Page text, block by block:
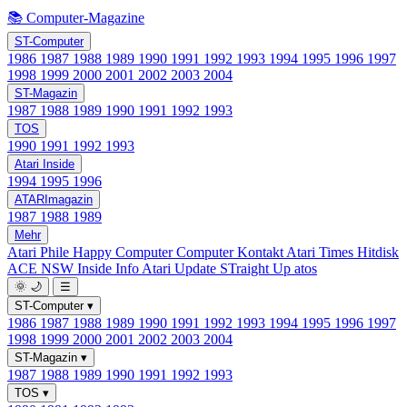
📚 Computer-Magazine
ST-Computer
1986 1987 1988 1989 1990 1991 1992 1993 1994 1995 1996 1997
1998 1999 2000 2001 2002 2003 2004
ST-Magazin
1987 1988 1989 1990 1991 1992 1993
TOS
1990 1991 1992 1993
Atari Inside
1994 1995 1996
ATARImagazin
1987 1988 1989
Mehr
Atari Phile Happy ComputerComputer Kontakt Atari Times Hitdisk
ACE NSW Inside Info Atari Update STraight Up atos
🌞 🌙
☰
ST-Computer ▾
1986 1987 1988 1989 1990 1991 1992 1993 1994 1995 1996 1997
1998 1999 2000 2001 2002 2003 2004
ST-Magazin ▾
1987 1988 1989 1990 1991 1992 1993
TOS ▾